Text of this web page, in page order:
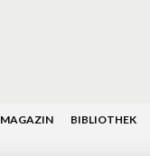
MAGAZIN BIBLIOTHEK